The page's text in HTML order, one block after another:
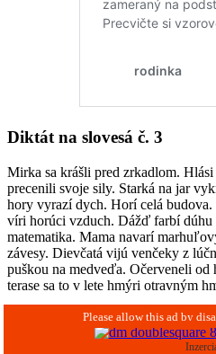
Diktát na slovesá č. 3
Mirka sa krášli pred zrkadlom.
precenili svoje sily. Starká na jar
hory vyrazí dych. Horí celá
víri horúci vzduch. Dážď farbí dúhu
matematika. Mama navarí
závesy. Dievčatá vijú venčeky z
puškou na medveďa. Očerveneli
terase sa to v lete hmýri otravným